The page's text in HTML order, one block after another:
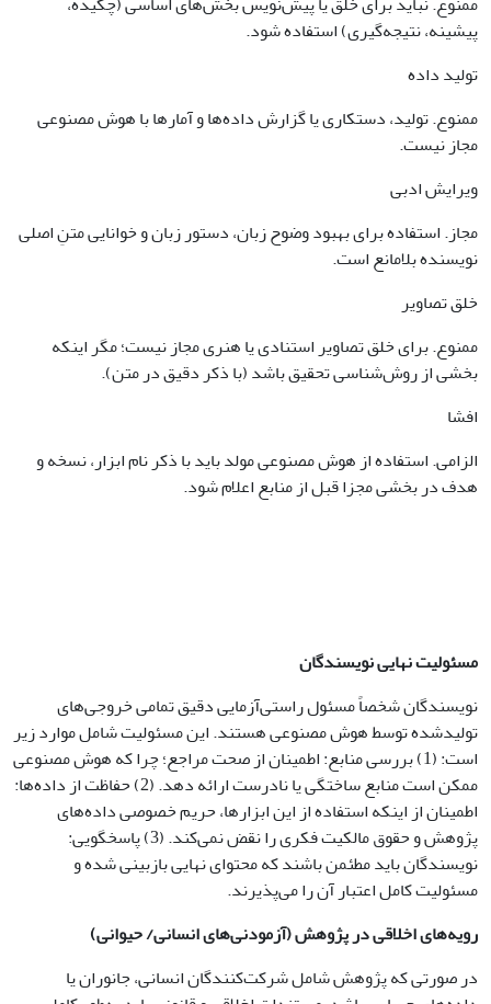
پیشینه، نتیجه‌گیری) استفاده شود.
تولید داده
ممنوع. تولید، دستکاری یا گزارش داده‌ها و آمارها با هوش مصنوعی
مجاز نیست.
ویرایش ادبی
مجاز. استفاده برای بهبود وضوح زبان، دستور زبان و خوانایی متنِ اصلی
نویسنده بلامانع است.
خلق تصاویر
ممنوع. برای خلق تصاویر استنادی یا هنری مجاز نیست؛ مگر اینکه
بخشی از روش‌شناسی تحقیق باشد (با ذکر دقیق در متن).
افشا
الزامی. استفاده از هوش مصنوعی مولد باید با ذکر نام ابزار، نسخه و
هدف در بخشی مجزا قبل از منابع اعلام شود.
مسئولیت نهایی نویسندگان
نویسندگان شخصاً مسئول راستی‌آزمایی دقیق تمامی خروجی‌های
تولیدشده توسط هوش مصنوعی هستند. این مسئولیت شامل موارد زیر
است: (1) بررسی منابع: اطمینان از صحت مراجع؛ چرا که هوش مصنوعی
ممکن است منابع ساختگی یا نادرست ارائه دهد. (2) حفاظت از داده‌ها:
اطمینان از اینکه استفاده از این ابزارها، حریم خصوصی داده‌های
پژوهش و حقوق مالکیت فکری را نقض نمی‌کند. (3) پاسخگویی:
نویسندگان باید مطئمن باشند که محتوای نهایی بازبینی شده و
مسئولیت کامل اعتبار آن را می‌پذیرند.
رویه‌های اخلاقی در پژوهش (آزمودنی‌های انسانی/ حیوانی)
در صورتی که پژوهش شامل شرکت‌کنندگان انسانی، جانوران یا